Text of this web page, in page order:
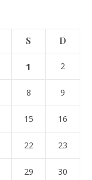
S D
1 2
8 9
15 16
22 23
29 30